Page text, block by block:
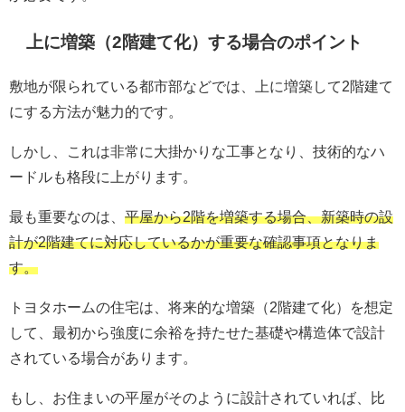
上に増築（2階建て化）する場合のポイント
敷地が限られている都市部などでは、上に増築して2階建て
にする方法が魅力的です。
しかし、これは非常に大掛かりな工事となり、技術的なハ
ードルも格段に上がります。
最も重要なのは、 平屋から2階を増築する場合、新築時の設
計が2階建てに対応しているかが重要な確認事項となりま
す。
トヨタホームの住宅は、将来的な増築（2階建て化）を想定
して、最初から強度に余裕を持たせた基礎や構造体で設計
されている場合があります。
もし、お住まいの平屋がそのように設計されていれば、比